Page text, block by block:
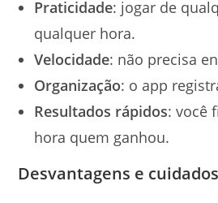
Praticidade: jogar de
qualquer hora.
Velocidade: não precisa
Organização: o app
Resultados rápidos: você
hora quem ganhou.
Desvantagens e cuidados